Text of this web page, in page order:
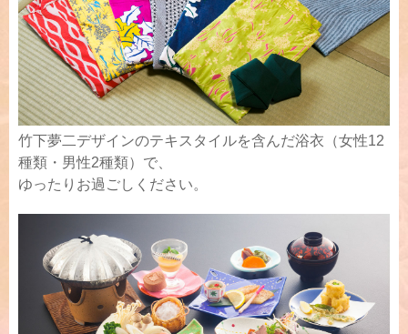
竹下夢二デザインのテキスタイルを含んだ浴衣（女性12
種類・男性2種類）で、
ゆったりお過ごしください。